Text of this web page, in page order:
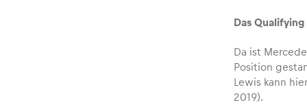
Das Qualifying
Da ist
Position
Lewis kann
2019).